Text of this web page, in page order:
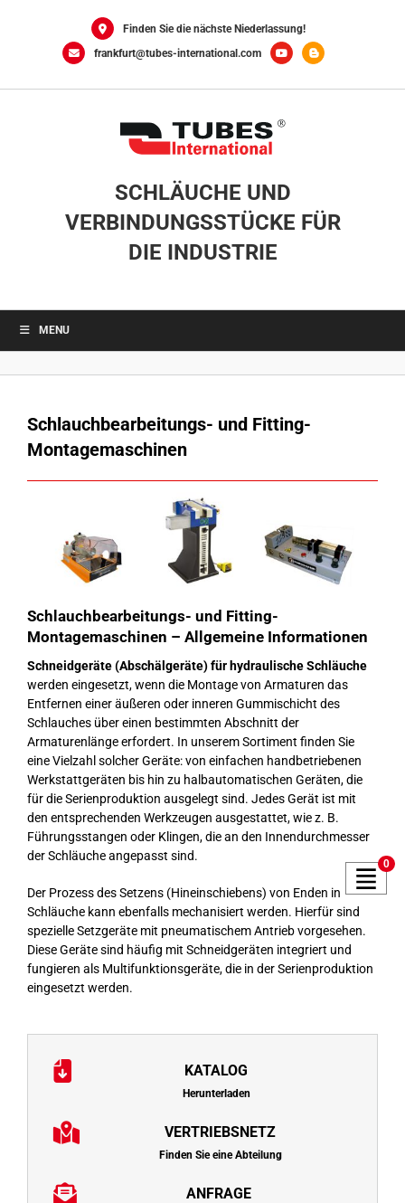
Finden Sie die nächste Niederlassung!
frankfurt@tubes-international.com
SCHLÄUCHE UND
VERBINDUNGSSTÜCKE FÜR
DIE INDUSTRIE
MENU
Schlauchbearbeitungs- und Fitting-
Montagemaschinen
Schlauchbearbeitungs- und Fitting-
Montagemaschinen – Allgemeine Informationen
Schneidgeräte (Abschälgeräte) für hydraulische Schläuche
werden eingesetzt, wenn die Montage von Armaturen das
Entfernen einer äußeren oder inneren Gummischicht des
Schlauches über einen bestimmten Abschnitt der
Armaturenlänge erfordert. In unserem Sortiment finden Sie
eine Vielzahl solcher Geräte: von einfachen handbetriebenen
Werkstattgeräten bis hin zu halbautomatischen Geräten, die
für die Serienproduktion ausgelegt sind. Jedes Gerät ist mit
den entsprechenden Werkzeugen ausgestattet, wie z. B.
Führungsstangen oder Klingen, die an den Innendurchmesser
der Schläuche angepasst sind.
Der Prozess des Setzens (Hineinschiebens) von Enden in
Schläuche kann ebenfalls mechanisiert werden. Hierfür sind
spezielle Setzgeräte mit pneumatischem Antrieb vorgesehen.
Diese Geräte sind häufig mit Schneidgeräten integriert und
fungieren als Multifunktionsgeräte, die in der Serienproduktion
eingesetzt werden.
KATALOG
Herunterladen
VERTRIEBSNETZ
Finden Sie eine Abteilung
ANFRAGE
0